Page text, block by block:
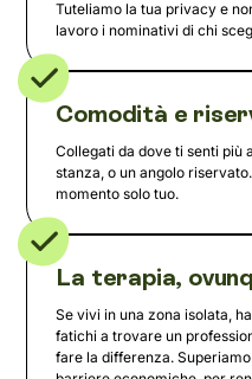
Tuteliamo la tua privacy e
lavoro i nominativi di chi
Comodità e
Collegati da dove ti senti più
stanza, o un angolo
momento solo tuo.
La terapia,
Se vivi in una zona isolata,
fatichi a trovare un
fare la differenza.